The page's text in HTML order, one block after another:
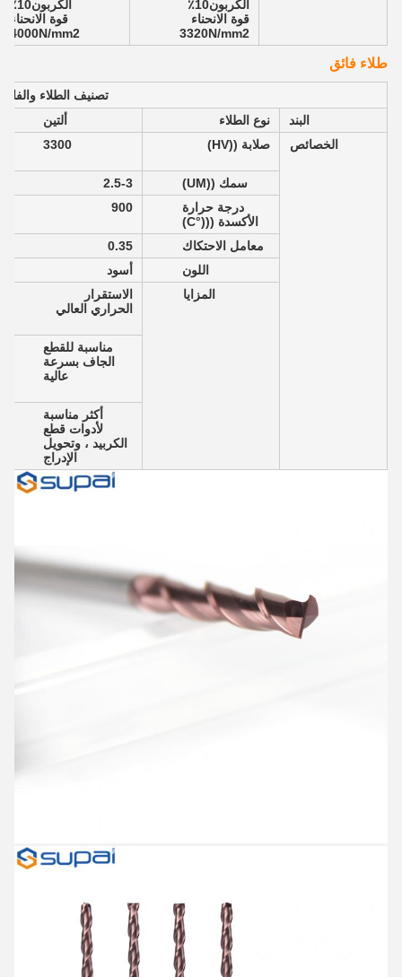
الكربون10٪
قوة الانحناء
3320N/mm2
الكربون10٪
قوة الانحناء
4000N/mm2
طلاء فائق
تصنيف الطلاء
البند
نوع الطلاء
ألتين
الخصائص
صلابة ((HV) 3300
سمك ((UM)
2.5-3
درجة حرارة
الأكسدة (((°C)
900
معامل الاحتكاك
0.35
اللون
أسود
المزايا
الاستقرار
الحراري العالي
مناسبة للقطع
الجاف بسرعة
عالية
أكثر مناسبة
لأدوات قطع
الكربيد ، وتحويل
الإدراج